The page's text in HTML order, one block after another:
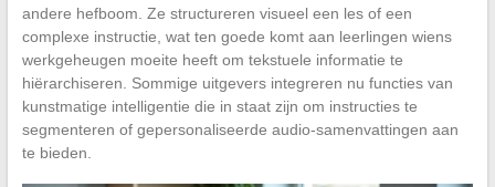
andere hefboom. Ze structureren visueel een les of een
complexe instructie, wat ten goede komt aan leerlingen wiens
werkgeheugen moeite heeft om tekstuele informatie te
hiërarchiseren. Sommige uitgevers integreren nu functies van
kunstmatige intelligentie die in staat zijn om instructies te
segmenteren of gepersonaliseerde audio-samenvattingen aan
te bieden.